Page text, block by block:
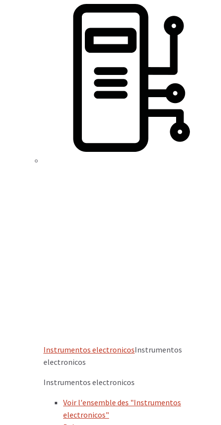
Instrumentos electronicosInstrumentos
electronicos
Instrumentos electronicos
Voir l'ensemble des "Instrumentos
electronicos"